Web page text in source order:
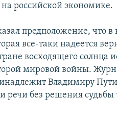
на российской экономике.
предположение, что
все-таки надеется
восходящего солнца
мировой войны.
Владимиру
речи без решения